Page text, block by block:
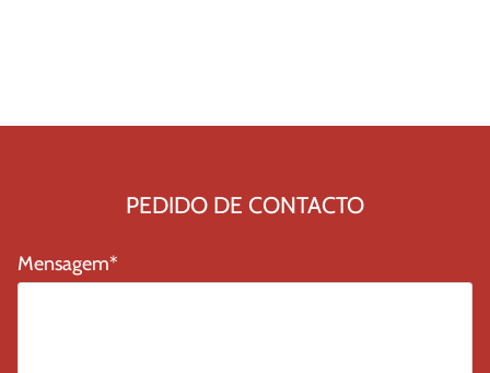
PEDIDO DE CONTACTO
Mensagem*